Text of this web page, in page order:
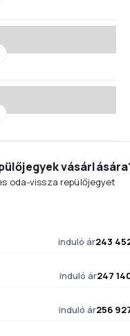
oda-vissza repülőjegyet
induló ár243
induló ár247
induló ár256